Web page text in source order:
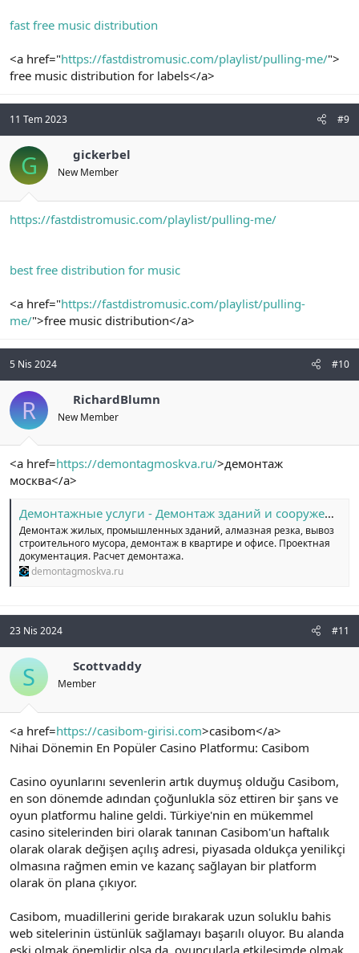
fast free music distribution
<a href="https://fastdistromusic.com/playlist/pulling-me/">
free music distribution for labels</a>
11 Tem 2023 #9
G gickerbel
New Member
https://fastdistromusic.com/playlist/pulling-me/
best free distribution for music
<a href="https://fastdistromusic.com/playlist/pulling-
me/">free music distribution</a>
5 Nis 2024 #10
R RichardBlumn
New Member
<a href=https://demontagmoskva.ru/>демонтаж
москва</a>
Демонтажные услуги - Демонтаж зданий и сооружений в Москве.
Демонтаж жилых, промышленных зданий, алмазная резка, вывоз
строительного мусора, демонтаж в квартире и офисе. Проектная
документация. Расчет демонтажа.
demontagmoskva.ru
23 Nis 2024 #11
S Scottvaddy
Member
<a href=https://casibom-girisi.com>casibom</a>
Nihai Dönemin En Popüler Casino Platformu: Casibom
Casino oyunlarını sevenlerin artık duymuş olduğu Casibom,
en son dönemde adından çoğunlukla söz ettiren bir şans ve
oyun platformu haline geldi. Türkiye'nin en mükemmel
casino sitelerinden biri olarak tanınan Casibom'un haftalık
olarak olarak değişen açılış adresi, piyasada oldukça yenilikçi
olmasına rağmen emin ve kazanç sağlayan bir platform
olarak ön plana çıkıyor.
Casibom, muadillerini geride bırakarak uzun soluklu bahis
web sitelerinin üstünlük sağlamayı başarılı oluyor. Bu alanda
eski olmak önemlidir olsa da, oyuncularla etkileşimde olmak